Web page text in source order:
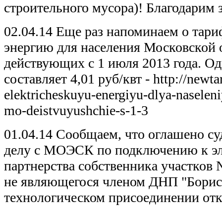
строительного мусора)! Благодарим
02.04.14 Еще раз напоминаем о
энергию для населения
действующих с 1 июля 2013 года.
составляет 4,01 руб/квт - http://
elektricheskuyu-energiyu-dlya-
mo-deistvuyushchie-s-1-3
01.04.14 Сообщаем, что оглашено
делу с МОЭСК по подключению к
партнерства собственника
не являющегося членом ДНП
технологическом присоединении